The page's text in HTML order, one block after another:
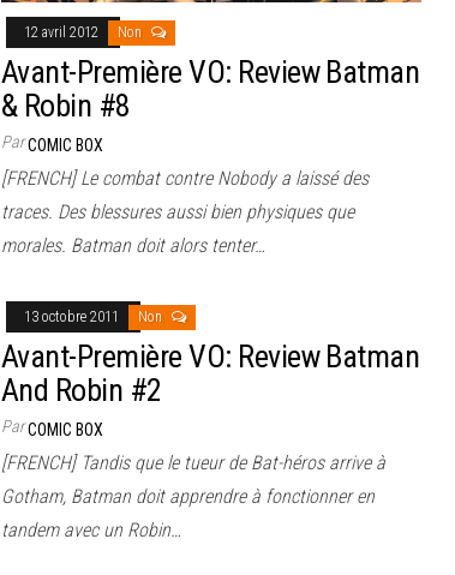
12 avril 2012 Non
Avant-Première VO: Review Batman
& Robin #8
ParCOMIC BOX
[FRENCH] Le combat contre Nobody a laissé des
traces. Des blessures aussi bien physiques que
morales. Batman doit alors tenter…
13 octobre 2011 Non
Avant-Première VO: Review Batman
And Robin #2
ParCOMIC BOX
[FRENCH] Tandis que le tueur de Bat-héros arrive à
Gotham, Batman doit apprendre à fonctionner en
tandem avec un Robin…